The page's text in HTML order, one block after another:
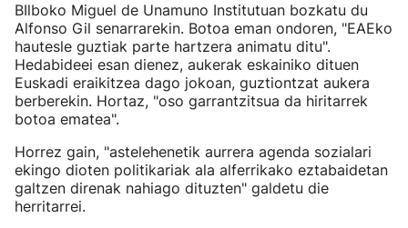
BIlboko Miguel de Unamuno Institutuan bozkatu du
Alfonso Gil senarrarekin. Botoa eman ondoren, "EAEko
hautesle guztiak parte hartzera animatu ditu".
Hedabideei esan dienez, aukerak eskainiko dituen
Euskadi eraikitzea dago jokoan, guztiontzat aukera
berberekin. Hortaz, "oso garrantzitsua da hiritarrek
botoa ematea".
Horrez gain, "astelehenetik aurrera agenda sozialari
ekingo dioten politikariak ala alferrikako eztabaidetan
galtzen direnak nahiago dituzten" galdetu die
herritarrei.